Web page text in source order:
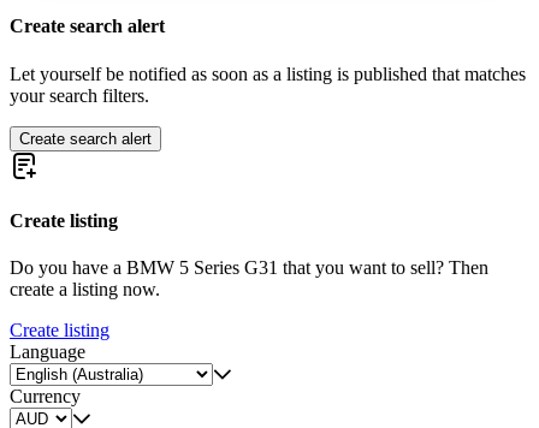
Create search alert
Let yourself be notified as soon as a listing is published that matches
your search filters.
Create search alert
Create listing
Do you have a BMW 5 Series G31 that you want to sell? Then
create a listing now.
Create listing
Language
Currency